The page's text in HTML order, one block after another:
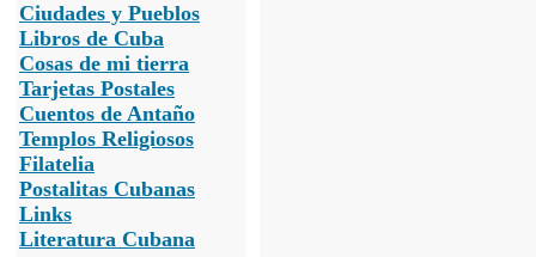
Ciudades y Pueblos
Libros de Cuba
Cosas de mi tierra
Tarjetas Postales
Cuentos de Antaño
Templos Religiosos
Filatelia
Postalitas Cubanas
Links
Literatura Cubana